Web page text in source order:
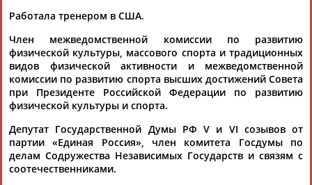
Новости, что количество лице... ...комитетах ISU (по
"Максимальная квота на участие зарабатывается...
(Проект:Информационное агентство СТАДИОН)
08.07.2026
Фильм о фигуристах
...О героях картины рассказывают олимпийские чемпионы
Ирина
Роднина
, Татьяна Навка, Антон Сихарулидзе,
Никита...
(Проект:Информационное агентство СТАДИОН)
29.05.2026
Ирина Роднина об объединение ФФККР и Союза
Работала тренером в США.
Член межведомственной комиссии по развитию
физической культуры, массового спорта и традиционных
видов физической активности и межведомственной
комиссии по развитию спорта высших достижений Совета
при Президенте Российской Федерации по развитию
физической культуры и спорта.
Депутат Государственной Думы РФ V и VI созывов от
партии «Единая Россия», член комитета Госдумы по
делам Содружества Независимых Государств и связям с
соотечественниками.